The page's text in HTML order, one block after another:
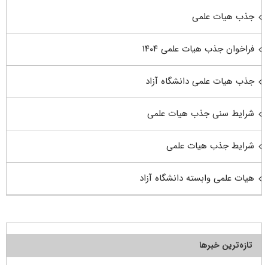
جذب هیات علمی
فراخوان جذب هیات علمی ۱۴۰۴
جذب هیات علمی دانشگاه آزاد
شرایط سنی جذب هیات علمی
شرایط جذب هیات علمی
هیات علمی وابسته دانشگاه آزاد
تازه‌ترین خبرها